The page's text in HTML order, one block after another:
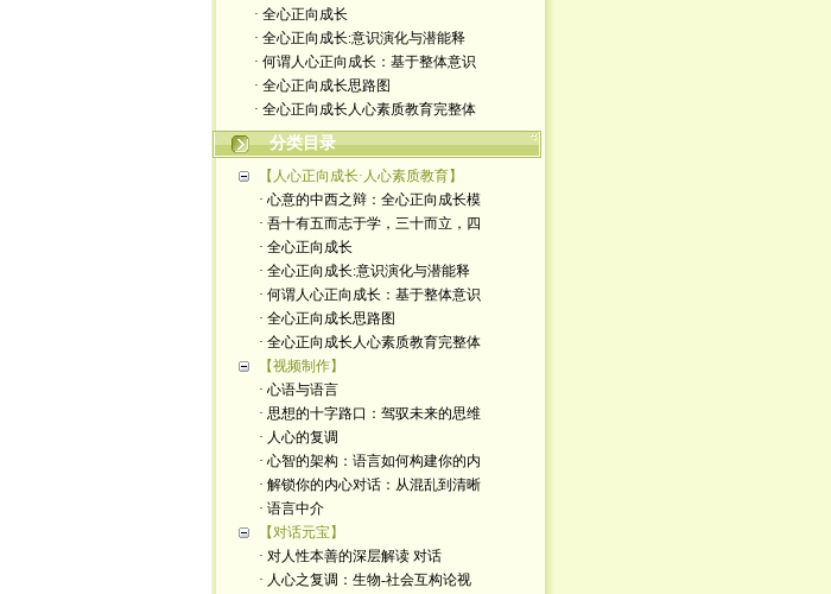
· 全心正向成长
· 全心正向成长:意识演化与潜能释
· 何谓人心正向成长：基于整体意识
· 全心正向成长思路图
· 全心正向成长人心素质教育完整体
分类目录
【人心正向成长·人心素质教育】
· 心意的中西之辩：全心正向成长模
· 吾十有五而志于学，三十而立，四
· 全心正向成长
· 全心正向成长:意识演化与潜能释
· 何谓人心正向成长：基于整体意识
· 全心正向成长思路图
· 全心正向成长人心素质教育完整体
【视频制作】
· 心语与语言
· 思想的十字路口：驾驭未来的思维
· 人心的复调
· 心智的架构：语言如何构建你的内
· 解锁你的内心对话：从混乱到清晰
· 语言中介
【对话元宝】
· 对人性本善的深层解读 对话
· 人心之复调：生物-社会互构论视